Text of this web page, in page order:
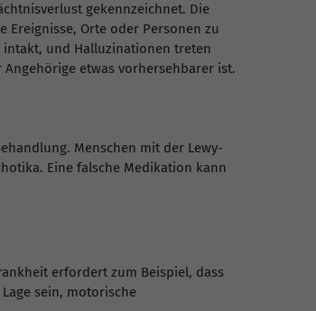
gekennzeichnet. Die
Ereignisse, Orte oder Personen zu
und Halluzinationen treten
etwas vorhersehbarer ist.
Menschen mit der Lewy-
Eine falsche Medikation kann
erfordert zum Beispiel, dass
sein, motorische